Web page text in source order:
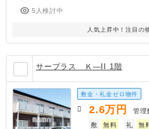
5人検討中
人気上昇中！注目の
サープラス Ｋ―II 1階
敷金・礼金ゼロ物件
2.6万円 管理
敷
無料 礼 無